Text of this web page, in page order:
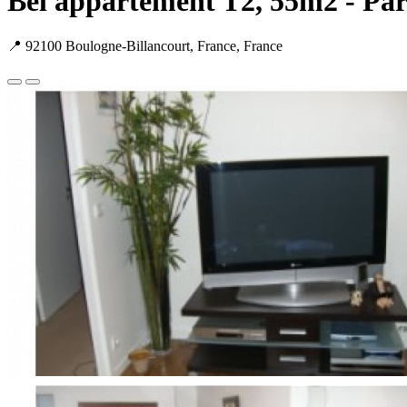
📍 92100 Boulogne-Billancourt, France, France